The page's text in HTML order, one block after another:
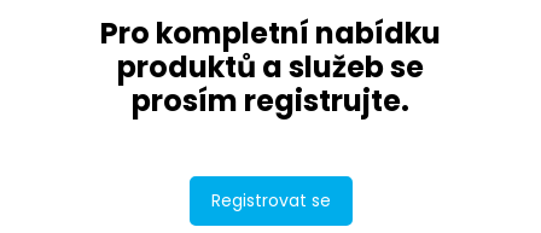
Pro kompletní nabídku
produktů a služeb se
prosím registrujte.
Registrovat se